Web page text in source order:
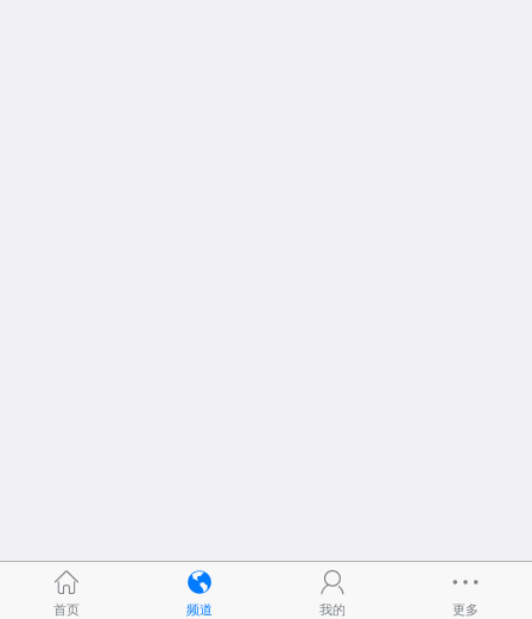
首页 频道 我的 更多